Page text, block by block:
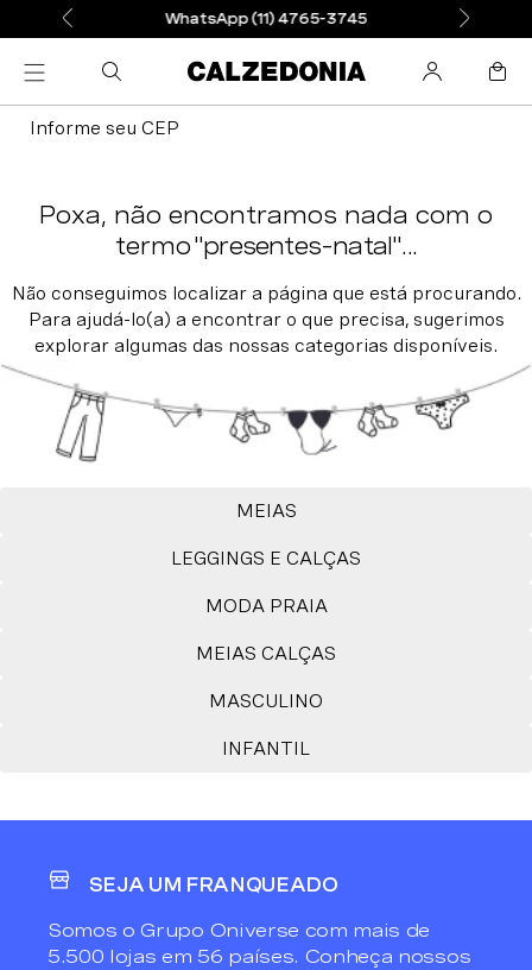
WhatsApp (11) 4765-3745
Informe seu CEP
presentes-natal
MEIAS
LEGGINGS E CALÇAS
MODA PRAIA
MEIAS CALÇAS
MASCULINO
INFANTIL
SEJA UM FRANQUEADO
Somos o Grupo Oniverse com mais de
5.500 lojas em 56 países. Conheça nossos